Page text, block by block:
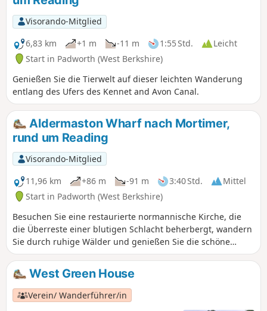
Visorando-Mitglied
6,83 km
+1 m -11 m 1:55 Std.
Leicht
Start in Padworth (West Berkshire)
Genießen Sie die Tierwelt auf dieser leichten Wanderung
entlang des Ufers des Kennet and Avon Canal.
Aldermaston Wharf nach Mortimer,
rund um Reading
Visorando-Mitglied
11,96 km
+86 m -91 m 3:40 Std.
Mittel
Start in Padworth (West Berkshire)
Besuchen Sie eine restaurierte normannische Kirche, die
die Überreste einer blutigen Schlacht beherbergt, wandern
Sie durch ruhige Wälder und genießen Sie die schöne
Aussicht auf das Kennet- und das Loddon-Tal.
West Green House
Verein/ Wanderführer/in